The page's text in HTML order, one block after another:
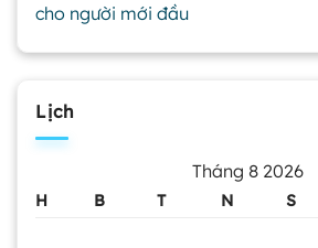
cho người mới đầu
Lịch
Tháng 8 2026
H B T N S